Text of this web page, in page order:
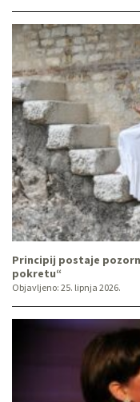
Principij postaje
pokretu“
Objavljeno: 25. lipnja 2026.